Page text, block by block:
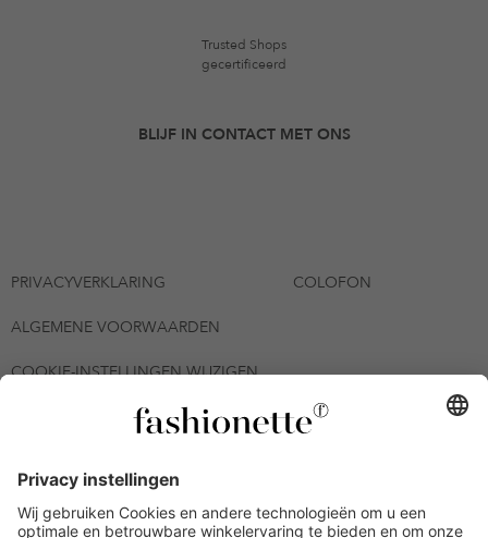
Trusted Shops
gecertificeerd
BLIJF IN CONTACT MET ONS
PRIVACYVERKLARING COLOFON
ALGEMENE VOORWAARDEN
COOKIE-INSTELLINGEN WIJZIGEN
© 2026 - fashionette Plattform GmbH
*De kortingsbon is tot en met 12-08-2026 meerdere keren
inwisselbaar op alle artikelen op de pagina
fashionette.nl/selected-styles. De voorwaarden zoals vastgelegd in